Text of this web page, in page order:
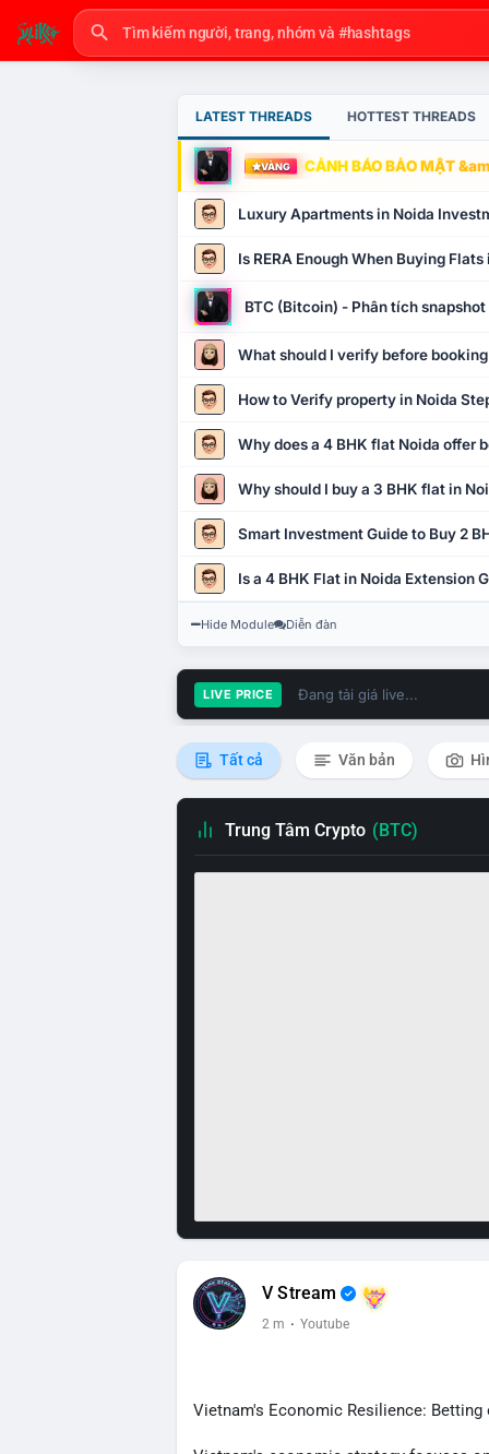
LATEST THREADS HOTTEST THREADS
VÀNG CẢNH BÁO BẢO MẬT
Luxury Apartments in Noida
Is RERA Enough When Buying Flats
BTC (Bitcoin) - Phân tích
What should I verify before
How to Verify property in Noida
Why does a 4 BHK flat Noida offer
Why should I buy a 3 BHK flat in
Smart Investment Guide to Buy 2
Is a 4 BHK Flat in Noida Extension
Hide Module Diễn đàn
LIVE PRICE Đang tải giá live...
Tất cả Văn bản
Trung Tâm Crypto (BTC)
V Stream
2 m · Youtube
Vietnam's Economic Resilience: Betting